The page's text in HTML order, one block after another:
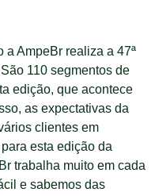
a AmpeBr realiza a 47ª
110 segmentos de
edição, que acontece
as expectativas da
clientes em
esta edição da
trabalha muito em cada
e sabemos das